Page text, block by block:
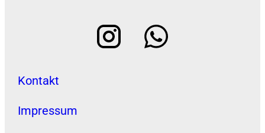
Kontakt
Impressum